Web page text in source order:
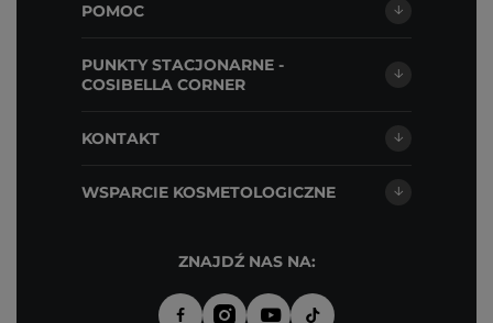
POMOC
PUNKTY STACJONARNE -
COSIBELLA CORNER
KONTAKT
WSPARCIE KOSMETOLOGICZNE
ZNAJDŹ NAS NA: